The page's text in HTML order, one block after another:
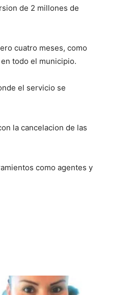
de 2 millones de
cuatro meses, como
todo el municipio.
el servicio se
la cancelacion de las
como agentes y